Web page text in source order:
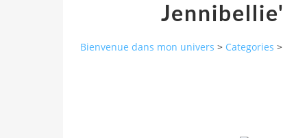
Bienvenue dans mon univers > Categories >